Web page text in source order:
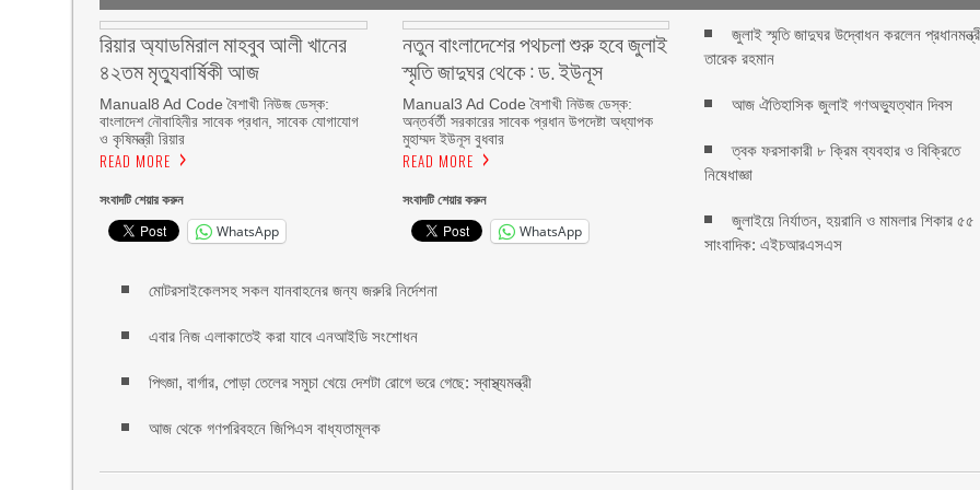
রিয়ার অ্যাডমিরাল মাহবুব আলী খানের
৪২তম মৃত্যুবার্ষিকী আজ
Manual8 Ad Code বৈশাখী নিউজ ডেস্ক:
বাংলাদেশ নৌবাহিনীর সাবেক প্রধান, সাবেক যোগাযোগ
ও কৃষিমন্ত্রী রিয়ার
READ MORE
সংবাদটি শেয়ার করুন
WhatsApp
নতুন বাংলাদেশের পথচলা শুরু হবে জুলাই
স্মৃতি জাদুঘর থেকে : ড. ইউনূস
Manual3 Ad Code বৈশাখী নিউজ ডেস্ক:
অন্তর্বর্তী সরকারের সাবেক প্রধান উপদেষ্টা অধ্যাপক
মুহাম্মদ ইউনূস বুধবার
READ MORE
সংবাদটি শেয়ার করুন
WhatsApp
জুলাই স্মৃতি জাদুঘর উদ্বোধন করলেন
তারেক রহমান
আজ ঐতিহাসিক জুলাই গণঅভ্যুত্থান দিবস
ত্বক ফরসাকারী ৮ ক্রিম ব্যবহার ও বিক্রিতে
নিষেধাজ্ঞা
জুলাইয়ে নির্যাতন, হয়রানি ও মামলার শিকার ৫৫
সাংবাদিক: এইচআরএসএস
মোটরসাইকেলসহ সকল যানবাহনের জন্য জরুরি নির্দেশনা
এবার নিজ এলাকাতেই করা যাবে এনআইডি সংশোধন
পিৎজা, বার্গার, পোড়া তেলের সমুচা খেয়ে দেশটা রোগে ভরে গেছে: স্বাস্থ্যমন্ত্রী
আজ থেকে গণপরিবহনে জিপিএস বাধ্যতামূলক